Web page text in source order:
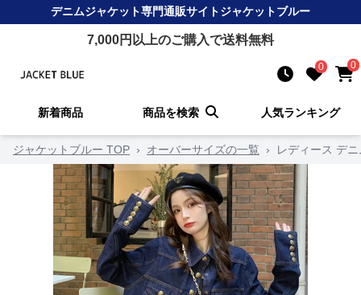
デニムジャケット専門通販サイトジャケットブルー
7,000円以上のご購入で送料無料
0 0
新着商品 商品を検索 人気ランキング
ジャケットブルー TOP › オーバーサイズの一覧 › レディース デ